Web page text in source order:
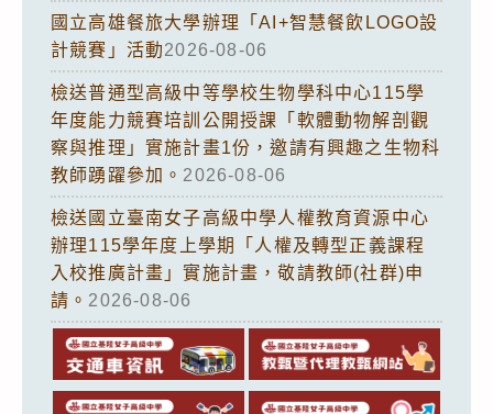
國立高雄餐旅大學辦理「AI+智慧餐飲LOGO設
計競賽」活動2026-08-06
檢送普通型高級中等學校生物學科中心115學
年度能力競賽培訓公開授課「軟體動物解剖觀
察與推理」實施計畫1份，邀請有興趣之生物科
教師踴躍參加。 2026-08-06
檢送國立臺南女子高級中學人權教育資源中心
辦理115學年度上學期「人權及轉型正義課程
入校推廣計畫」實施計畫，敬請教師(社群)申
請。 2026-08-06